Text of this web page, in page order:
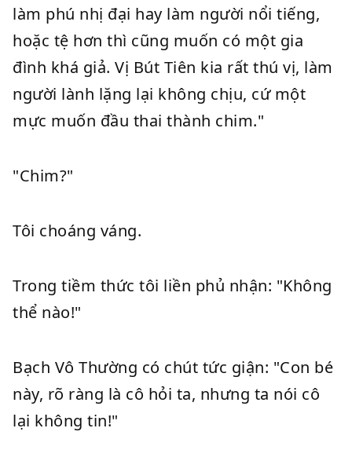
làm phú nhị đại hay làm người nổi tiếng,
hoặc tệ hơn thì cũng muốn có một gia
đình khá giả. Vị Bút Tiên kia rất thú vị, làm
người lành lặng lại không chịu, cứ một
mực muốn đầu thai thành chim."
"Chim?"
Tôi choáng váng.
Trong tiềm thức tôi liền phủ nhận: "Không
thể nào!"
Bạch Vô Thường có chút tức giận: "Con bé
này, rõ ràng là cô hỏi ta, nhưng ta nói cô
lại không tin!"